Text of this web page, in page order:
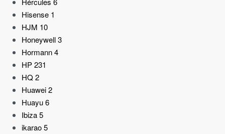
Hisense 1
HJM 10
Honeywell3
Hormann4
HP231
HQ 2
Huawei2
Huayu6
Ibiza5
ikarao5